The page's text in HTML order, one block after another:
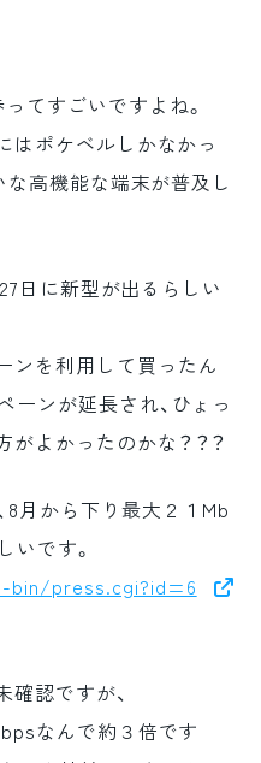
てすごいですよね。
はポケベルしかなかっ
な高機能な端末が普及し
日に新型が出るらしい
ンを利用して買ったん
ーンが延長され、ひょっ
よかったのかな？？？
8月から下り最大２１Mb
いです。
bin/press.cgi?id=6
認ですが、
なんで約３倍です